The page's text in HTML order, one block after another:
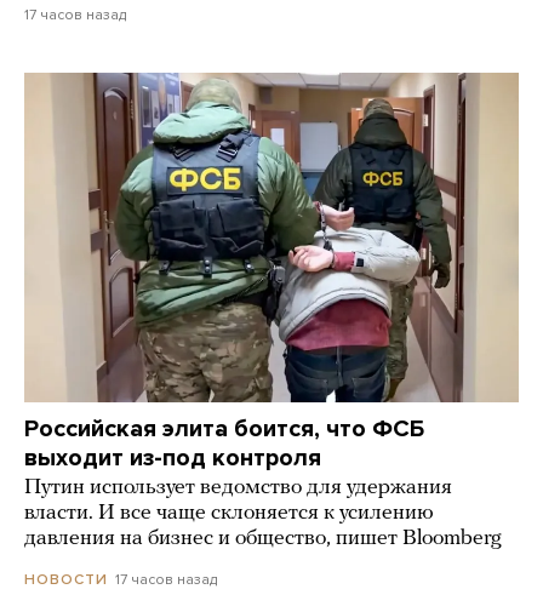
17 часов назад
Российская элита боится, что ФСБ
выходит из-под контроля
Путин использует ведомство для удержания
власти. И все чаще склоняется к усилению
давления на бизнес и общество, пишет Bloomberg
НОВОСТИ 17 часов назад